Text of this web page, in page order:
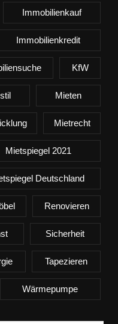
Immobilienkauf
Immobilienkredit
KfW
Mieten
Mietrecht
Mietspiegel 2021
Deutschland
Renovieren
Sicherheit
Tapezieren
Wärmepumpe